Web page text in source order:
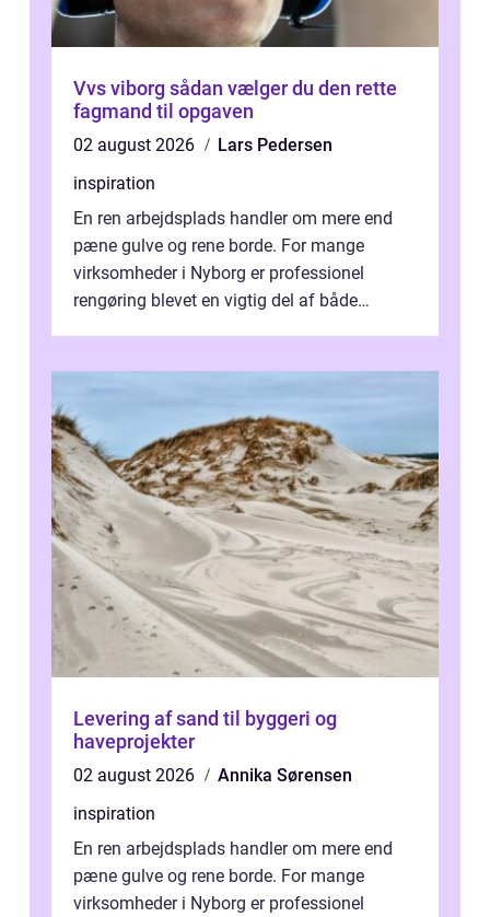
Vvs viborg sådan vælger du den rette
fagmand til opgaven
02 august 2026
Lars Pedersen
inspiration
En ren arbejdsplads handler om mere end
pæne gulve og rene borde. For mange
virksomheder i Nyborg er professionel
rengøring blevet en vigtig del af både
Levering af sand til byggeri og
haveprojekter
02 august 2026
Annika Sørensen
inspiration
En ren arbejdsplads handler om mere end
pæne gulve og rene borde. For mange
virksomheder i Nyborg er professionel